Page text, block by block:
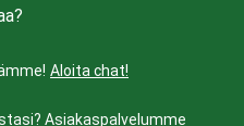
Aloita chat!
Asiakaspalvelumme